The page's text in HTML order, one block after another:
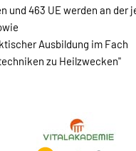
und 463 UE werden an der
Ausbildung im Fach
zu Heilzwecken"